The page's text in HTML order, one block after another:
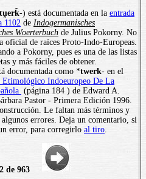
tu̯erk̂-) está documentada en la entrada
1102 de Indogermanisches
Woerterbuch de Julius Pokorny. No
oficial de raíces Proto-Indo-Europeas.
a Pokorny, pues es una de las listas
y más fáciles de obtener.
documentada como *twerk- en el
Indoeuropeo De La
(página 184 ) de Edward A.
Pastor - Primera Edición 1996.
Le faltan más términos y
algunos errores. Deja un comentario, si
error, para corregirlo al tiro
de 963